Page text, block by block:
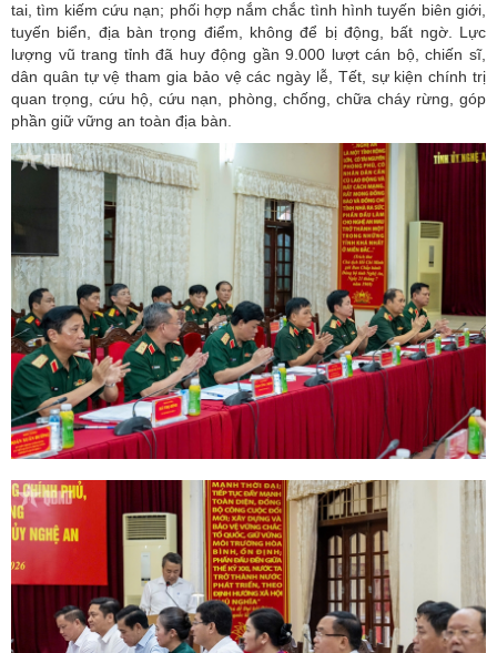
tai, tìm kiếm cứu nạn; phối hợp nắm chắc tình hình tuyến biên giới,
tuyến biển, địa bàn trọng điểm, không để bị động, bất ngờ. Lực
lượng vũ trang tỉnh đã huy động gần 9.000 lượt cán bộ, chiến sĩ,
dân quân tự vệ tham gia bảo vệ các ngày lễ, Tết, sự kiện chính trị
quan trọng, cứu hộ, cứu nạn, phòng, chống, chữa cháy rừng, góp
phần giữ vững an toàn địa bàn.